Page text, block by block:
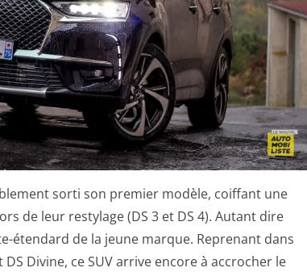
sorti son premier modèle, coiffant une
de leur restylage (DS 3 et DS 4). Autant dire
étendard de la jeune marque. Reprenant dans
Divine, ce SUV arrive encore à accrocher le